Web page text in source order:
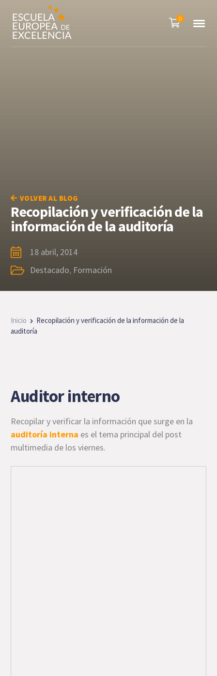
0
VOLVER AL BLOG
Recopilación y verificación de la
información de la auditoría
18 abril, 2014
Destacado, Formación
Inicio
Recopilación y verificación de la información de la
auditoría
Auditor interno
Recopilar y verificar la información que surge en la
auditoría interna es el tema principal del post
multimedia de los viernes.